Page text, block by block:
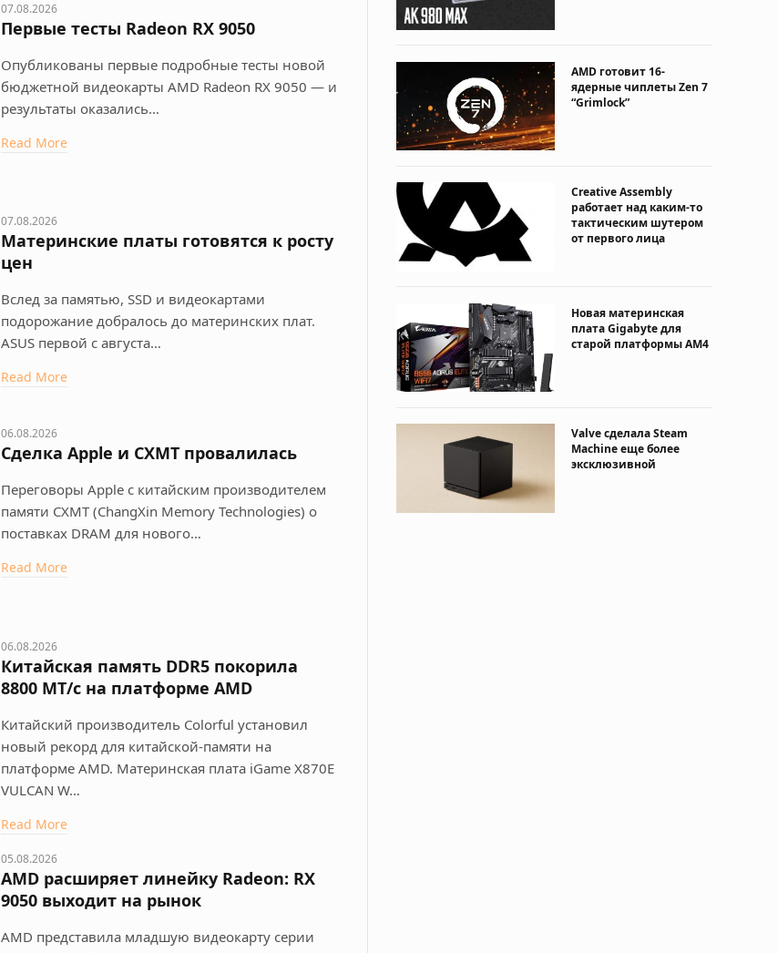
07.08.2026
Первые тесты Radeon RX 9050
Опубликованы первые подробные тесты новой
бюджетной видеокарты AMD Radeon RX 9050 — и
результаты оказались…
Read More
07.08.2026
Материнские платы готовятся к росту
цен
Вслед за памятью, SSD и видеокартами
подорожание добралось до материнских плат.
ASUS первой с августа…
Read More
06.08.2026
Сделка Apple и CXMT провалилась
Переговоры Apple с китайским производителем
памяти CXMT (ChangXin Memory Technologies) о
поставках DRAM для нового…
Read More
06.08.2026
Китайская память DDR5 покорила
8800 МТ/с на платформе AMD
Китайский производитель Colorful установил
новый рекорд для китайской-памяти на
платформе AMD. Материнская плата iGame X870E
VULCAN W…
Read More
05.08.2026
AMD расширяет линейку Radeon: RX
9050 выходит на рынок
AMD представила младшую видеокарту серии
AMD готовит 16-
ядерные чиплеты Zen 7
“Grimlock”
Creative Assembly
работает над каким-то
тактическим шутером
от первого лица
Новая материнская
плата Gigabyte для
старой платформы AM4
Valve сделала Steam
Machine еще более
эксклюзивной